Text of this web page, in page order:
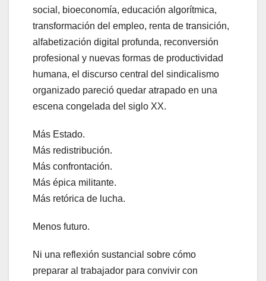
social, bioeconomía, educación algorítmica,
transformación del empleo, renta de transición,
alfabetización digital profunda, reconversión
profesional y nuevas formas de productividad
humana, el discurso central del sindicalismo
organizado pareció quedar atrapado en una
escena congelada del siglo XX.
Más Estado.
Más redistribución.
Más confrontación.
Más épica militante.
Más retórica de lucha.
Menos futuro.
Ni una reflexión sustancial sobre cómo
preparar al trabajador para convivir con